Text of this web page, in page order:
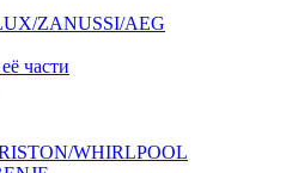
ZANUSSI/AEG
части
WHIRLPOOL